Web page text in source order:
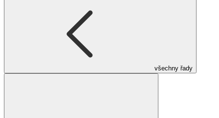
všechny řady